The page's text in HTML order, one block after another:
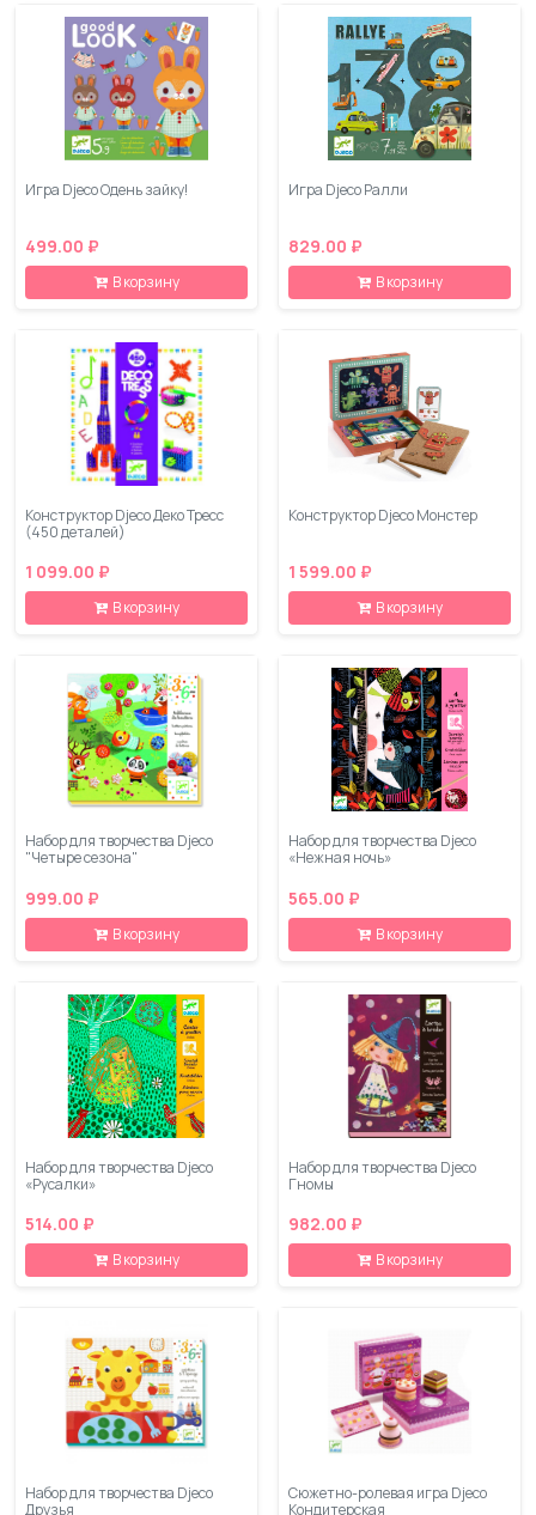
Игра Djeco Одень зайку!
499.00 ₽
В корзину
Игра Djeco Ралли
829.00 ₽
В корзину
Конструктор Djeco Деко Тресс
(450 деталей)
1 099.00 ₽
В корзину
Конструктор Djeco Монстер
1 599.00 ₽
В корзину
Набор для творчества Djeco
"Четыре сезона"
999.00 ₽
В корзину
Набор для творчества Djeco
«Нежная ночь»
565.00 ₽
В корзину
Набор для творчества Djeco
«Русалки»
514.00 ₽
В корзину
Набор для творчества Djeco
Гномы
982.00 ₽
В корзину
Набор для творчества Djeco
Друзья
Сюжетно-ролевая игра Djeco
Кондитерская